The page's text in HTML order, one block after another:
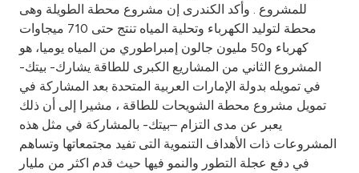
Turkey
Egypt
UK
Kingdom of Bahrain
للمشروع . وأكد الكندرى إن مشروع محطة الطويلة وهى
محطة لتوليد الكهرباء وتحلية المياه تنتج حتى 710 ميجاوات
كهرباء و50 مليون جالون إمبراطوري من المياه يوميا، هو
المشروع الثاني من المشاريع الكبرى للطاقة يشارك- بيتك-
في تمويله بدولة الإمارات العربية المتحدة بعد المشاركة في
تمويل مشروع محطة الشويحات للطاقة ، مشيرا إلى أن ذلك
يعبر عن مدى التزام –بيتك- بالمشاركة في مثل هذه
المشروعات ذات الأهداف التنموية التى تفيد مجتمعاتها وتساهم
في دفع عجلة التطور والنمو فيها حيث قدم اكثر من مليار